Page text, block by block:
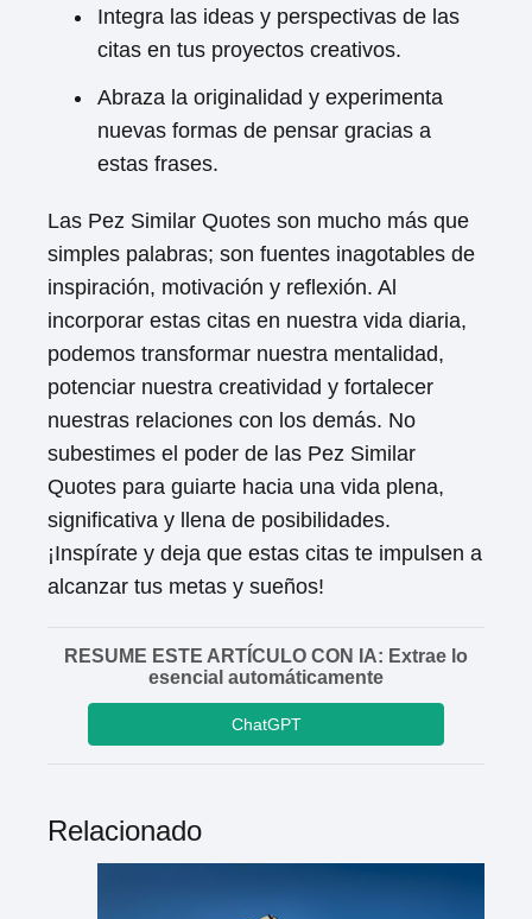
Integra las ideas y perspectivas de las
citas en tus proyectos creativos.
Abraza la originalidad y experimenta
nuevas formas de pensar gracias a
estas frases.
Las Pez Similar Quotes son mucho más que
simples palabras; son fuentes inagotables de
inspiración, motivación y reflexión. Al
incorporar estas citas en nuestra vida diaria,
podemos transformar nuestra mentalidad,
potenciar nuestra creatividad y fortalecer
nuestras relaciones con los demás. No
subestimes el poder de las Pez Similar
Quotes para guiarte hacia una vida plena,
significativa y llena de posibilidades.
¡Inspírate y deja que estas citas te impulsen a
alcanzar tus metas y sueños!
RESUME ESTE ARTÍCULO CON IA: Extrae lo
esencial automáticamente
ChatGPT
Relacionado